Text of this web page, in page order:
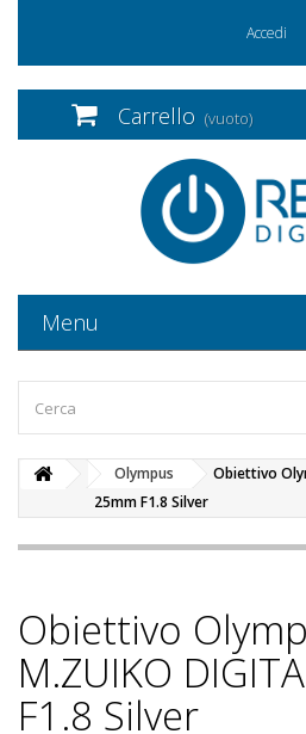
Accedi
Carrello (vuoto)
Menu
Olympus
Obiettivo
25mm F1.8 Silver
Obiettivo
M.ZUIKO
F1.8 Silver